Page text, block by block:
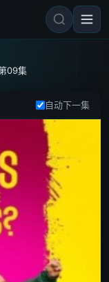
09集
自动下一集